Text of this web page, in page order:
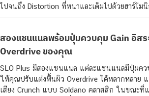
ไปจนถึง Distortion ที่หนาและเต็มไปด้วยฮาร์โม
สองแชนแนลพร้อมปุ่มควบคุม Gain อิส
Overdrive ของคุณ
SLO Plus มีสองแชนแนล แต่ละแชนแนลมีปุ่มค
ให้คุณปรับแต่งพื้นผิว Overdrive ได้หลากหลาย
เสียง Crunch แบบ Soldano คลาสสิก ในขณะที่